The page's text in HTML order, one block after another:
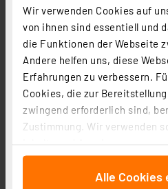
Wir verwenden Cookies auf
von ihnen sind essentiell und
die Funktionen der Webseite
Andere helfen uns, diese
Erfahrungen zu verbessern.
Cookies, die zur
zwingend erforderlich sind,
Zustimmung. Wir verwenden
für soziale Medien anbieten
auf unsere Website zuAlle Cookies
Homematic IP Smart Home
HmIP-CO-A
Artikel-Nr. 162944